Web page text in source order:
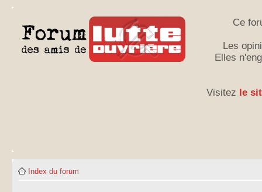
Ce
Les
Elles
Visitez le
Index du forum